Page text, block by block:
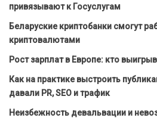
привязывают к Госуслугам
Беларуские криптобанки смогут
криптовалютами
Рост зарплат в Европе: кто
Как на практике выстроить
давали PR, SEO и трафик
Неизбежность девальвации и